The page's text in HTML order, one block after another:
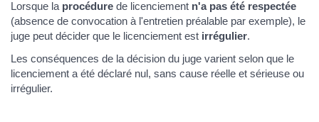
Lorsque la procédure de licenciement n'a pas été respectée
(absence de convocation à l'entretien préalable par exemple), le
juge peut décider que le licenciement est irrégulier.
Les conséquences de la décision du juge varient selon que le
licenciement a été déclaré nul, sans cause réelle et sérieuse ou
irrégulier.